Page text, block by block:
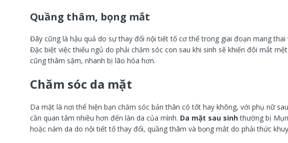
Quầng thâm, bọng mắt
Đây cũng là hậu quả do sự thay đổi nội tiết tố cơ thể trong giai đoạn mang thai
Đặc biệt việc thiếu ngủ do phải chăm sóc con sau khi sinh sẽ khiến đôi mắt
cũng thâm sậm, nhanh bị lão hóa hơn.
Chăm sóc da mặt
Da mặt là nơi thể hiện bạn chăm sóc bản thân có tốt hay không, với phụ nữ
cần quan tâm nhiều hơn đến làn da của mình. Da mặt sau sinhthường bị
hoặc nám da do nội tiết tố thay đổi, quầng thâm và bọng mắt do phải thức